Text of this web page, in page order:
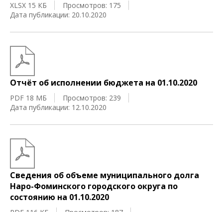
XLSX 15 КБ
Просмотров: 175
Дата публикации: 20.10.2020
Отчёт об исполнении бюджета на 01.10.2020
PDF 18 МБ
Просмотров: 239
Дата публикации: 12.10.2020
Сведения об объеме муниципального долга
Наро-Фоминского городского округа по
состоянию на 01.10.2020